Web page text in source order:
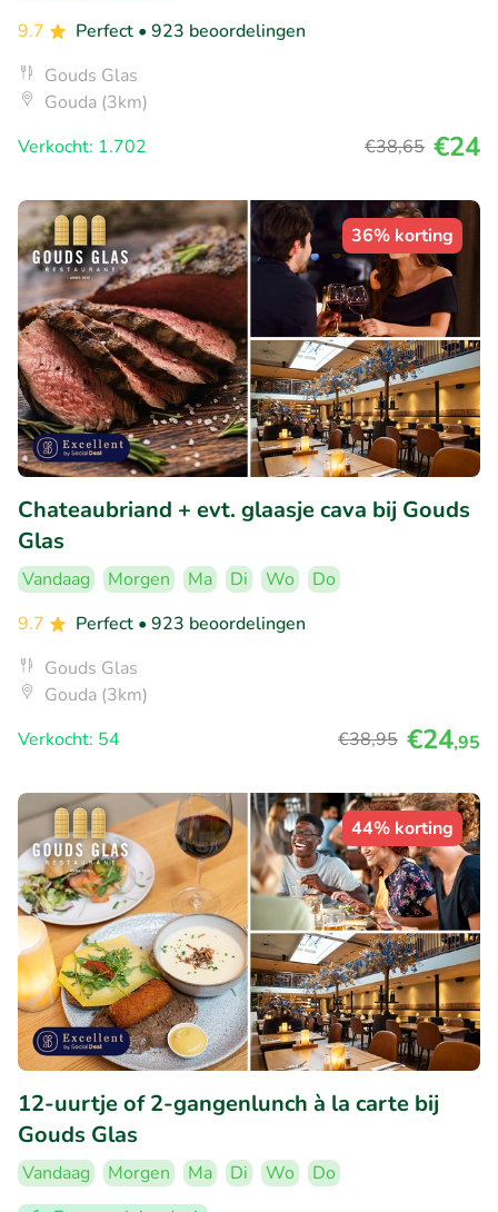
9.7
Perfect • 923 beoordelingen
Gouds Glas
Gouda (3km)
Verkocht: 1.702
€38,65 €24
36% korting
Chateaubriand + evt. glaasje cava bij Gouds
Glas
Vandaag Morgen Ma Di Wo
Do
9.7
Perfect • 923 beoordelingen
Gouds Glas
Gouda (3km)
Verkocht: 54
€38,95 €24,95
44% korting
12-uurtje of 2-gangenlunch à la carte bij
Gouds Glas
Vandaag Morgen Ma Di Wo
Do